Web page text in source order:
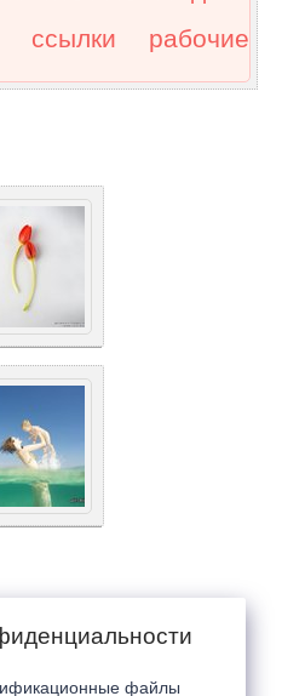
ссылки рабочие
файлы